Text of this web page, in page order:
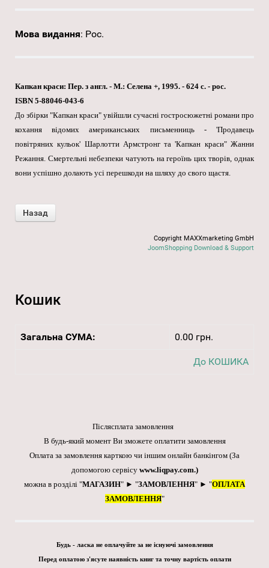
Мова видання: Рос.
Капкан краси: Пер. з англ. - М.: Селена +, 1995. - 624 с. - рос.
ISBN 5-88046-043-6
До збірки "Капкан краси" увійшли сучасні гостросюжетні романи про
кохання відомих американських письменниць - 'Продавець
повітряних кульок' Шарлотти Армстронг та 'Капкан краси" Жанни
Режання. Смертельні небезпеки чатують на героїнь цих творів, однак
вони успішно долають усі перешкоди на шляху до свого щастя.
Copyright MAXXmarketing GmbH
JoomShopping Download & Support
Кошик
Загальна СУМА: 0.00 грн.
До КОШИКА
Післясплата замовлення
В будь-який момент Ви зможете оплатити замовлення
Оплата за замовлення карткою чи іншим онлайн банкінгом (За
допомогою сервісу www.liqpay.com.)
можна в розділі "МАГАЗИН" ► "ЗАМОВЛЕННЯ" ► "ОПЛАТА
ЗАМОВЛЕННЯ"
Будь - ласка не оплачуйте за не існуючі замовлення
Перед оплатою з'ясуте наявність книг та точну вартість оплати